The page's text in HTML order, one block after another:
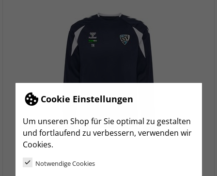
Cookie Einstellungen
Um unseren Shop für Sie optimal zu gestalten
und fortlaufend zu verbessern, verwenden wir
Cookies.
Notwendige Cookies